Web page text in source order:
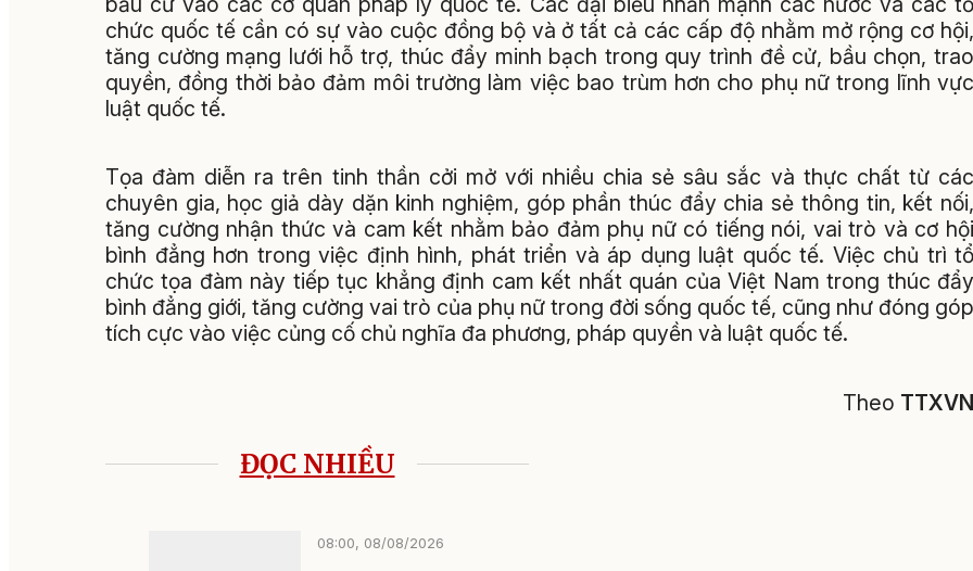
chức quốc tế cần có sự vào cuộc đồng bộ và ở tất cả các cấp độ nhằm mở rộng cơ hội,
tăng cường mạng lưới hỗ trợ, thúc đẩy minh bạch trong quy trình đề cử, bầu chọn, trao
quyền, đồng thời bảo đảm môi trường làm việc bao trùm hơn cho phụ nữ trong lĩnh vực
luật quốc tế.
Tọa đàm diễn ra trên tinh thần cởi mở với nhiều chia sẻ sâu sắc và thực chất từ các
chuyên gia, học giả dày dặn kinh nghiệm, góp phần thúc đẩy chia sẻ thông tin, kết nối,
tăng cường nhận thức và cam kết nhằm bảo đảm phụ nữ có tiếng nói, vai trò và cơ hội
bình đẳng hơn trong việc định hình, phát triển và áp dụng luật quốc tế. Việc chủ trì tổ
chức tọa đàm này tiếp tục khẳng định cam kết nhất quán của Việt Nam trong thúc đẩy
bình đẳng giới, tăng cường vai trò của phụ nữ trong đời sống quốc tế, cũng như đóng góp
tích cực vào việc củng cố chủ nghĩa đa phương, pháp quyền và luật quốc tế.
Theo TTXVN
ĐỌC NHIỀU
08:00, 08/08/2026